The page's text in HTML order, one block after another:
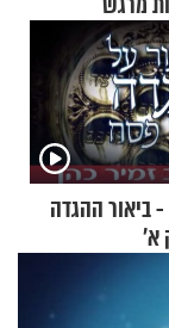
ביאור ההגדה